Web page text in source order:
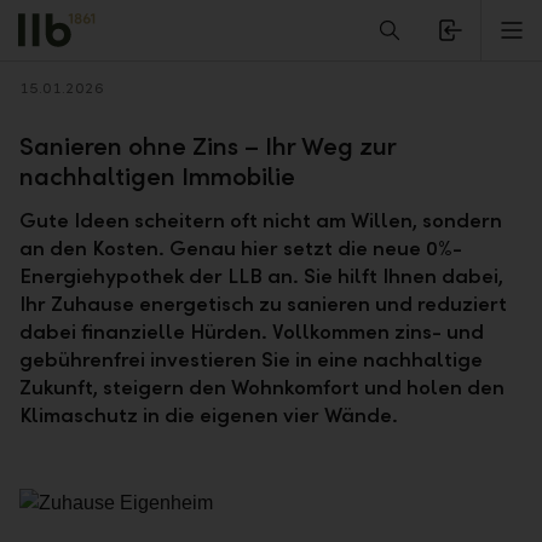
Alerts.Headline
Zurück
15.01.2026
Sanieren ohne Zins – Ihr Weg zur
nachhaltigen Immobilie
Gute Ideen scheitern oft nicht am Willen, sondern
an den Kosten. Genau hier setzt die neue 0%-
Energiehypothek der LLB an. Sie hilft Ihnen dabei,
Ihr Zuhause energetisch zu sanieren und reduziert
dabei finanzielle Hürden. Vollkommen zins- und
gebührenfrei investieren Sie in eine nachhaltige
Zukunft, steigern den Wohnkomfort und holen den
Klimaschutz in die eigenen vier Wände.